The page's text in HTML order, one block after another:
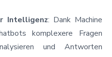
Intelligenz: Dank Machine
komplexere Fragen
und Antworten